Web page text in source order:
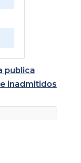
publica
inadmitidos